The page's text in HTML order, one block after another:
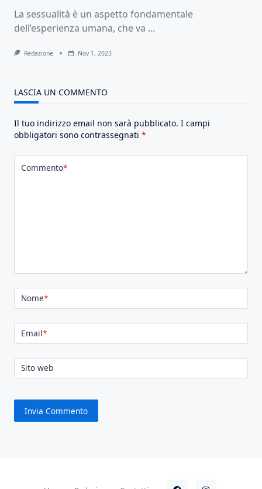
La sessualità è un aspetto fondamentale
dell’esperienza umana, che va ...
Redazione Nov 1, 2023
LASCIA UN COMMENTO
Il tuo indirizzo email non sarà pubblicato. I campi
obbligatori sono contrassegnati *
Commento*
Nome*
Email*
Sito web